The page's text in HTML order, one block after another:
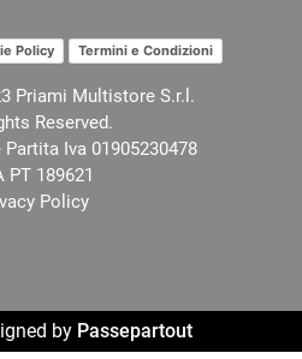
Policy Termini e Condizioni
Priami Multistore S.r.l.
Reserved.
Iva 01905230478
PT 189621
Policy
by Passepartout